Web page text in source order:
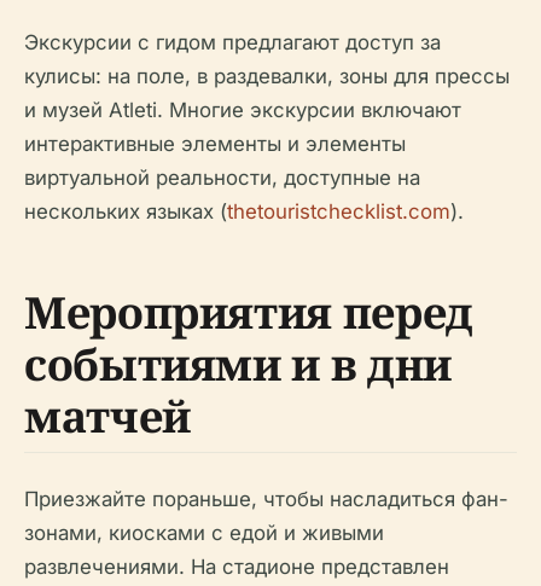
Экскурсии с гидом предлагают доступ за
кулисы: на поле, в раздевалки, зоны для прессы
и музей Atleti. Многие экскурсии включают
интерактивные элементы и элементы
виртуальной реальности, доступные на
нескольких языках (thetouristchecklist.com).
Мероприятия перед
событиями и в дни
матчей
Приезжайте пораньше, чтобы насладиться фан-
зонами, киосками с едой и живыми
развлечениями. На стадионе представлен